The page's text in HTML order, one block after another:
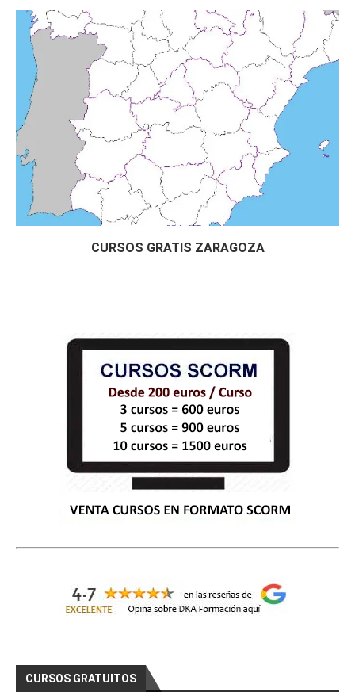
#
CURSOS GRATIS ALIMENTACIÓN
Curso Gratis Seguridad e Higiene en Pana
dería (60 horas)
Curso Gratis Higiene General en el Secto
r Alimentación (80 horas)
Curso Gratis Manipulador de Alimentos (3
0 horas)
Curso Gratis Calidad en el Sector Alimen
tación (20 horas)
Curso Gratis Trazabilidad Alimentaria (7
5 horas)
Curso Gratis Almacenamiento de Productos
Hortofrutícolas (24 horas)
Curso Gratis Riesgos en Mataderos de Ave
hop y GIMP) (65 horas)
Curso Gratis Conocimiento del Producto e
n Ferretería (25 horas)
Curso Gratis Nuevas Tecnologías en la PY
Curso Gratis Promoción y Merchandising C
omercios (70 horas)
Curso Gratis Escaparatismo de Establecim
iento Comercial (80 horas)
Curso Gratis Gestión de Almacén (25 hora
Curso Gratis Organización del proceso de
de Datos en las pymes (20 horas)
Curso Gratis Comunicación y Atención Tel
Curso Gratis Logística de Almacenamiento
(25 horas)
CURSOS GRATIS ZARAGOZA
CURSOS GRATUITOS